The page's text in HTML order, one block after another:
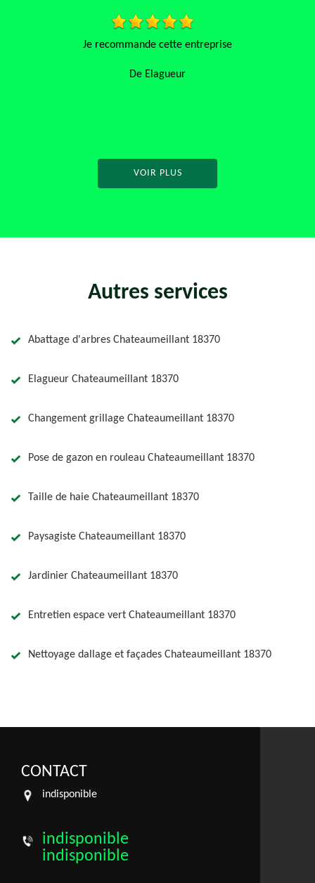
Travail soigné et très propre .je
VOIR PLUS
Autres services
Abattage d'arbres Chateaumeillant 18370
Elagueur Chateaumeillant 18370
Changement grillage Chateaumeillant 18370
Pose de gazon en rouleau Chateaumeillant 18370
Taille de haie Chateaumeillant 18370
Paysagiste Chateaumeillant 18370
Jardinier Chateaumeillant 18370
Entretien espace vert Chateaumeillant 18370
Nettoyage dallage et façades Chateaumeillant 18370
CONTACT
indisponible
indisponible
indisponible